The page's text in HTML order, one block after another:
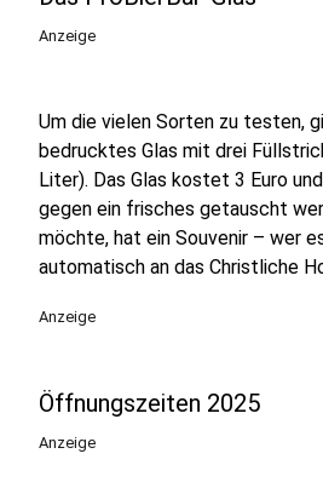
Anzeige
Um die vielen Sorten zu testen,
bedrucktes Glas mit drei
Liter). Das Glas kostet 3 Euro
gegen ein frisches getauscht
möchte, hat ein Souvenir – wer
automatisch an das Christliche
Anzeige
Öffnungszeiten 2025
Anzeige